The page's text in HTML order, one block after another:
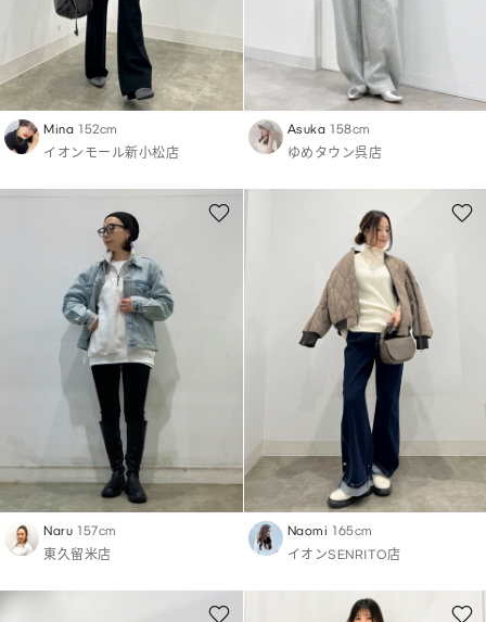
Mina 152cm
イオンモール新小松店
Asuka 158cm
ゆめタウン呉店
Naru 157cm
東久留米店
Naomi 165cm
イオンSENRITO店